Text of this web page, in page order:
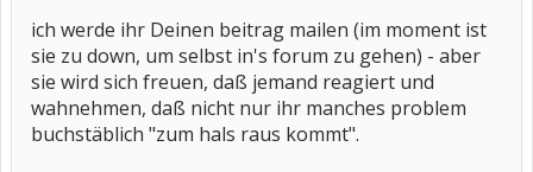
ich werde ihr Deinen beitrag mailen (im moment ist
sie zu down, um selbst in's forum zu gehen) - aber
sie wird sich freuen, daß jemand reagiert und
wahnehmen, daß nicht nur ihr manches problem
buchstäblich "zum hals raus kommt".